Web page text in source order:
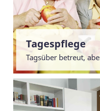
Tagespflege
Tagsüber betreut,